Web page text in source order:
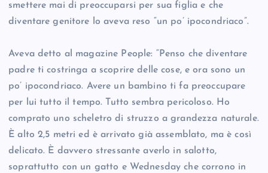
smettere mai di preoccuparsi per sua figlia e che
diventare genitore lo aveva reso “un po’ ipocondriaco”.
Aveva detto al magazine People: “Penso che diventare
padre ti costringa a scoprire delle cose, e ora sono un
po’ ipocondriaco. Avere un bambino ti fa preoccupare
per lui tutto il tempo. Tutto sembra pericoloso. Ho
comprato uno scheletro di struzzo a grandezza naturale.
È alto 2,5 metri ed è arrivato già assemblato, ma è così
delicato. È davvero stressante averlo in salotto,
soprattutto con un gatto e Wednesday che corrono in